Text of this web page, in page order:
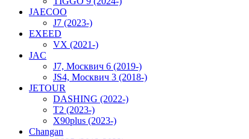
JAECOO
J7 (2023-)
EXEED
VX (2021-)
JAC
J7, Москвич 6 (2019-)
JS4, Москвич 3 (2018-)
JETOUR
DASHING (2022-)
T2 (2023-)
X90plus (2023-)
Changan